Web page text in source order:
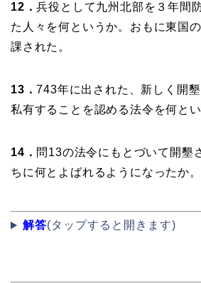
12．兵役として九州北部を３年間
た人々を何というか。おもに東国
課された。
13．743年に出された、新しく開
私有することを認める法令を何とい
14． 問 13の法令にもとづいて開墾
ちに何とよばれるようになったか。
解答(タップすると開きます)